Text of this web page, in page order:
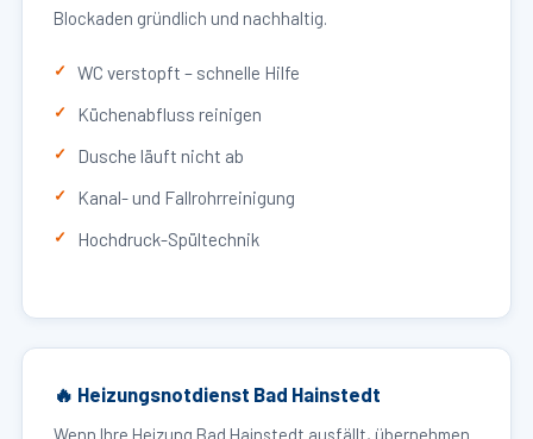
Blockaden gründlich und nachhaltig.
WC verstopft – schnelle Hilfe
Küchenabfluss reinigen
Dusche läuft nicht ab
Kanal- und Fallrohrreinigung
Hochdruck-Spültechnik
🔥 Heizungsnotdienst Bad Hainstedt
Wenn Ihre Heizung Bad Hainstedt ausfällt, übernehmen